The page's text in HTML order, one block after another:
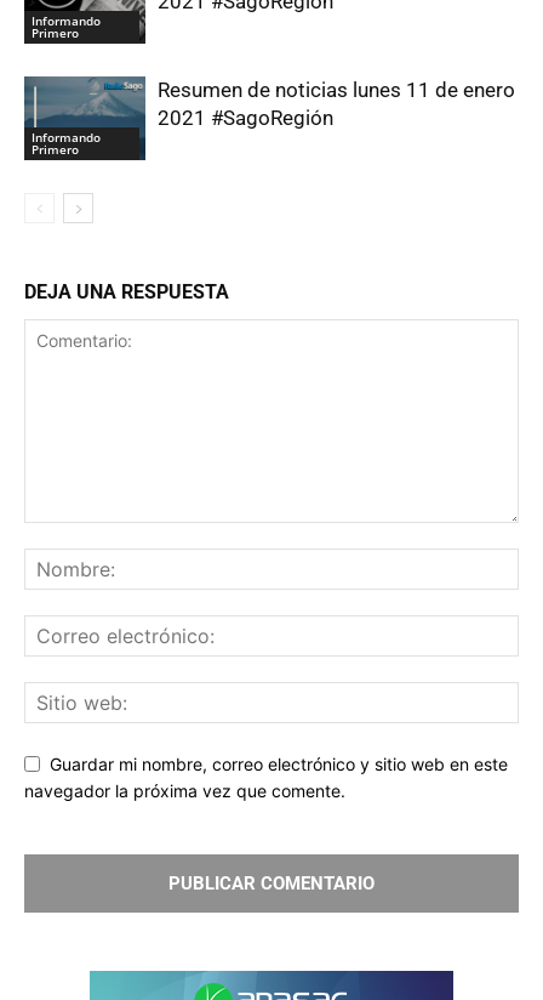
Informando
Primero
Informando
Primero
Resumen de noticias lunes 11 de enero
2021 #SagoRegión
DEJA UNA RESPUESTA
Guardar mi nombre, correo electrónico y sitio web en este
navegador la próxima vez que comente.